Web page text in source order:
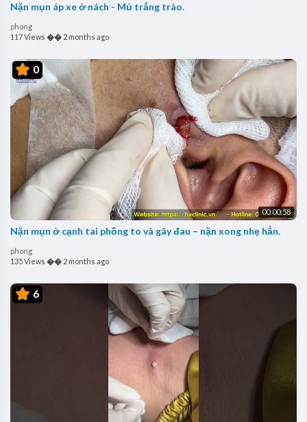
Nặn mụn áp xe ở nách - Mủ trắng trào.
phong
117 Views �� 2 months ago
0
00:00:58
Nặn mụn ở cạnh tai phồng to và gây đau – nặn xong nhẹ hẳn.
phong
135 Views �� 2 months ago
6